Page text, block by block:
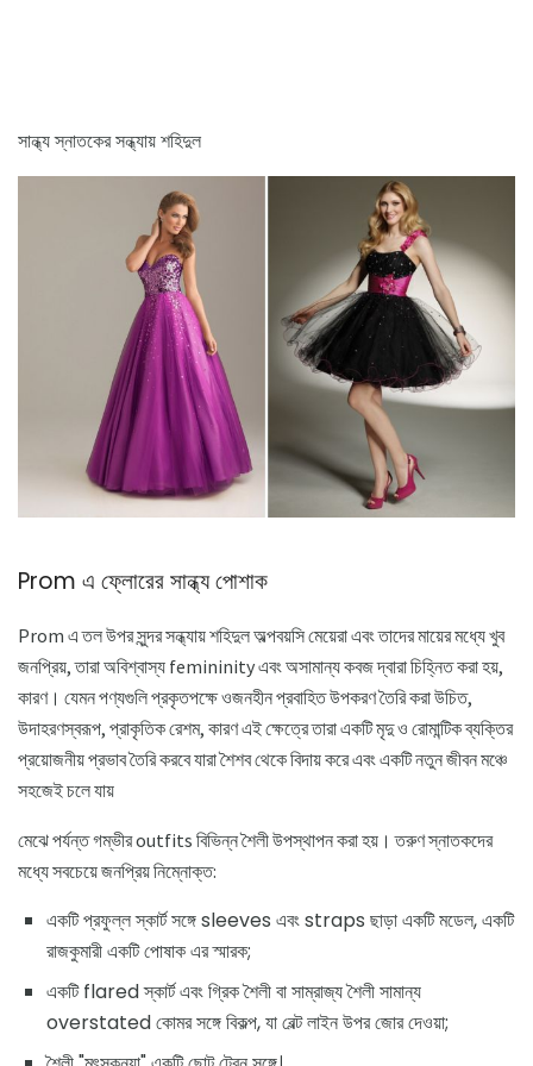
সান্ধ্য স্নাতকের সন্ধ্যায় শহিদুল
Prom এ ফ্লোরের সান্ধ্য পোশাক
Prom এ তল উপর সুন্দর সন্ধ্যায় শহিদুল অল্পবয়সি মেয়েরা এবং তাদের মায়ের মধ্যে খুব
জনপ্রিয়, তারা অবিশ্বাস্য femininity এবং অসামান্য কবজ দ্বারা চিহ্নিত করা হয়,
কারণ। যেমন পণ্যগুলি প্রকৃতপক্ষে ওজনহীন প্রবাহিত উপকরণ তৈরি করা উচিত,
উদাহরণস্বরূপ, প্রাকৃতিক রেশম, কারণ এই ক্ষেত্রে তারা একটি মৃদু ও রোমান্টিক ব্যক্তির
প্রয়োজনীয় প্রভাব তৈরি করবে যারা শৈশব থেকে বিদায় করে এবং একটি নতুন জীবন মঞ্চে
সহজেই চলে যায়
মেঝে পর্যন্ত গম্ভীর outfits বিভিন্ন শৈলী উপস্থাপন করা হয়। তরুণ স্নাতকদের
মধ্যে সবচেয়ে জনপ্রিয় নিম্নোক্ত:
একটি প্রফুল্ল স্কার্ট সঙ্গে sleeves এবং straps ছাড়া একটি মডেল, একটি
রাজকুমারী একটি পোষাক এর স্মারক;
একটি flared স্কার্ট এবং গ্রিক শৈলী বা সাম্রাজ্য শৈলী সামান্য
overstated কোমর সঙ্গে বিকল্প, যা বেল্ট লাইন উপর জোর দেওয়া;